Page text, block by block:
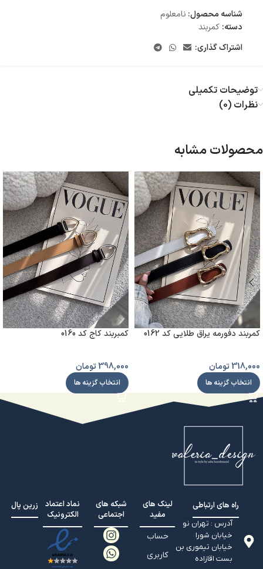
شناسه محصول: نامعلوم
دسته: کمربند
اشتراک گذاری:
توضیحات تکمیلی
نظرات (0)
محصولات مشابه
کمربند دفورمه یراق طلایی کد 0162
318,000تومان
انتخاب گزینه ها
کمبربند کاج کد 0160
398,000تومان
انتخاب گزینه ها
راه های ارتباطی
آدرس : تهران نو
خیابان شورا
خیابان تيموري بن
بست اقازاده
لینک های
مفید
حساب
کاربری
شبکه های
اجتماعی
نماد اعتماد
الکترونیک
زرین پال